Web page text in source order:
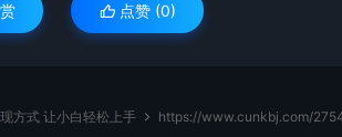
点赞 (0)
方式 让小白轻松上手 https://www.cunkbj.com/